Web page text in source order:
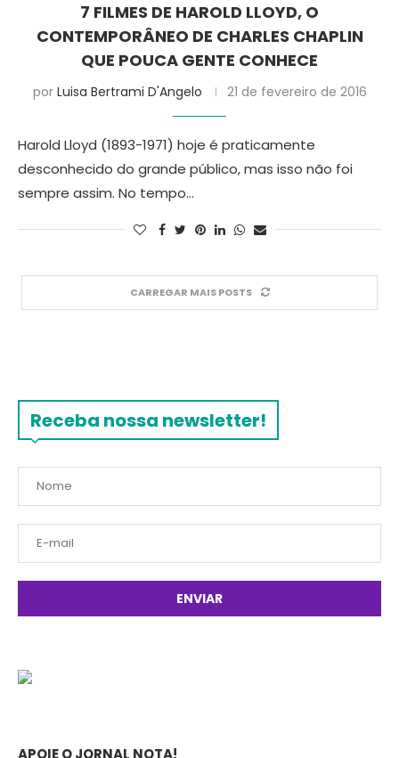
7 FILMES DE HAROLD LLOYD, O
CONTEMPORÂNEO DE CHARLES CHAPLIN
QUE POUCA GENTE CONHECE
por Luisa Bertrami D'Angelo 21 de fevereiro de 2016
Harold Lloyd (1893-1971) hoje é praticamente
desconhecido do grande público, mas isso não foi
sempre assim. No tempo…
CARREGAR MAIS POSTS
Receba nossa newsletter!
APOIE O JORNAL NOTA!